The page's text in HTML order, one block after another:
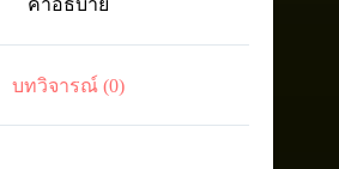
คำอธิบาย
บทวิจารณ์ (0)